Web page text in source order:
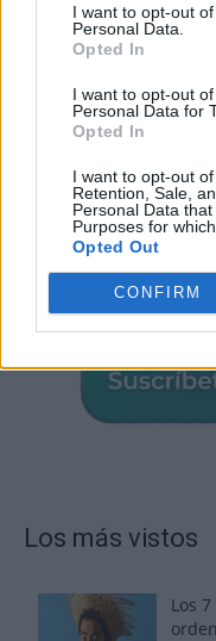
I want to opt-out
Personal Data.
Opted In
I want to opt-out
Personal Data for
Opted In
I want to opt-out
Retention, Sale,
Personal Data
Purposes for
Opted Out
CONFIRM
Los más vistos
Los